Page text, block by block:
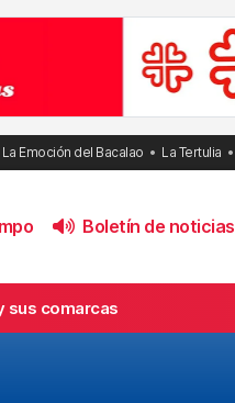
La Emoción del Bacalao La Tertulia
Boletín de noticias
sus comarcas